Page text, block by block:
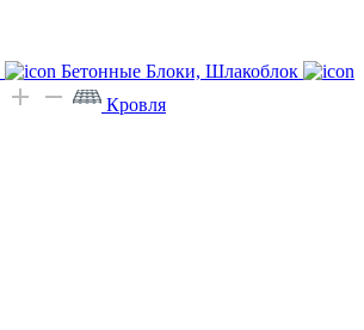
Бетонные Блоки, Шлакоблок
Кровля